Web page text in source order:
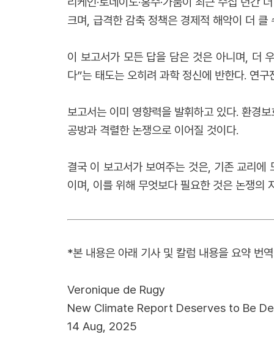
크며, 급격한 감축 정책은 경제적 해악이 더
이 보고서가 모든 답을 담은 것은 아니며, 더
다”는 태도는 오히려 과학 정신에 반한다. 연
보고서는 이미 영향력을 발휘하고 있다. 환경
공방과 격렬한 논쟁으로 이어질 것이다.
결국 이 보고서가 보여주는 것은, 기존 교리에
이며, 이를 위해 무엇보다 필요한 것은 논쟁의
*본 내용은 아래 기사 및 칼럼 내용을 요약 번
Veronique de Rugy
New Climate Report Deserves to Be
14 Aug, 2025